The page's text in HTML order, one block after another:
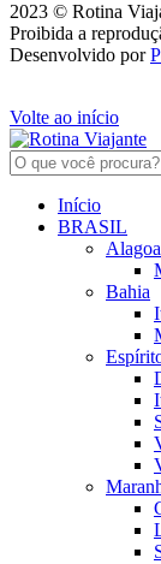
2023 © Rotina
Proibida a
Desenvolvido por
Volte ao início
Início
BRASIL
Bahia